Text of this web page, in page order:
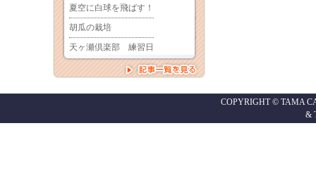
COPYRIGHT © TAMA
&